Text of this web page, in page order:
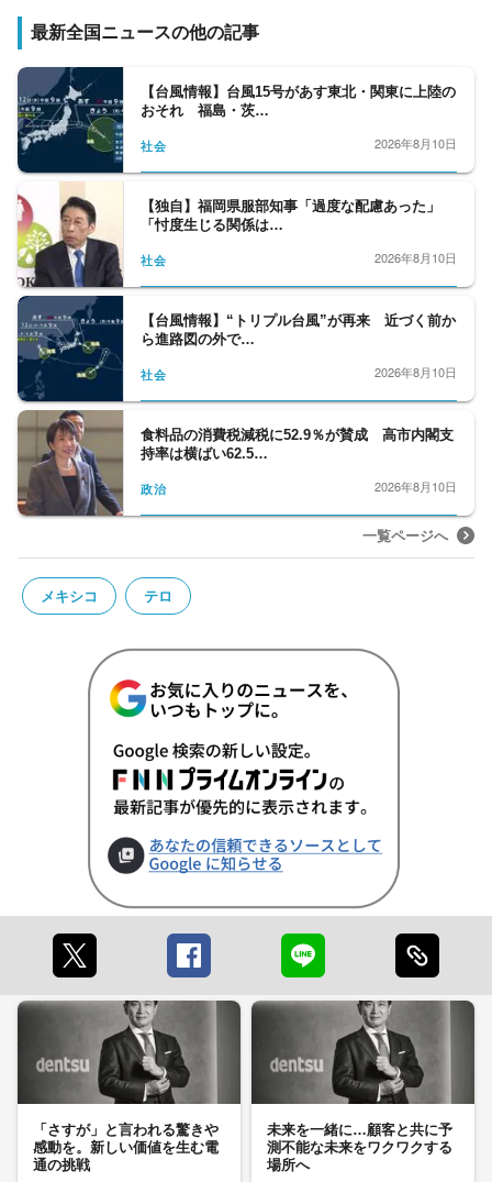
最新全国ニュースの他の記事
【台風情報】台風15号があす東北・関東に上陸の
おそれ 福島・茨…
社会 2026年8月10日
【独自】福岡県服部知事「過度な配慮あった」
「忖度生じる関係は…
社会 2026年8月10日
【台風情報】“トリプル台風”が再来 近づく前か
ら進路図の外で…
社会 2026年8月10日
食料品の消費税減税に52.9％が賛成 高市内閣支
持率は横ばい62.5…
政治 2026年8月10日
一覧ページへ
メキシコ テロ
「さすが」と言われる驚きや
感動を。新しい価値を生む電
通の挑戦
未来を一緒に…顧客と共に予
測不能な未来をワクワクする
場所へ